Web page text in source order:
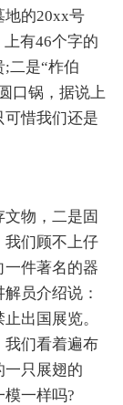
地的20xx号
有46个字的
二是“柞伯
口锅，据说上
可惜我们还是
物，二是固
我们顾不上仔
一件著名的器
员介绍说：
出国展览。
我们看着遍布
一只展翅的
一样吗?